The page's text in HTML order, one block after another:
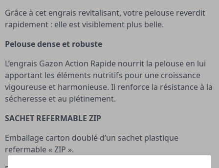
Grâce à cet engrais revitalisant, votre pelouse reverdit
rapidement : elle est visiblement plus belle.
Pelouse dense et robuste
L’engrais Gazon Action Rapide nourrit la pelouse en lui
apportant les éléments nutritifs pour une croissance
vigoureuse et harmonieuse. Il renforce la résistance à la
sécheresse et au piétinement.
SACHET REFERMABLE ZIP
Emballage carton doublé d’un sachet plastique
refermable « ZIP ».